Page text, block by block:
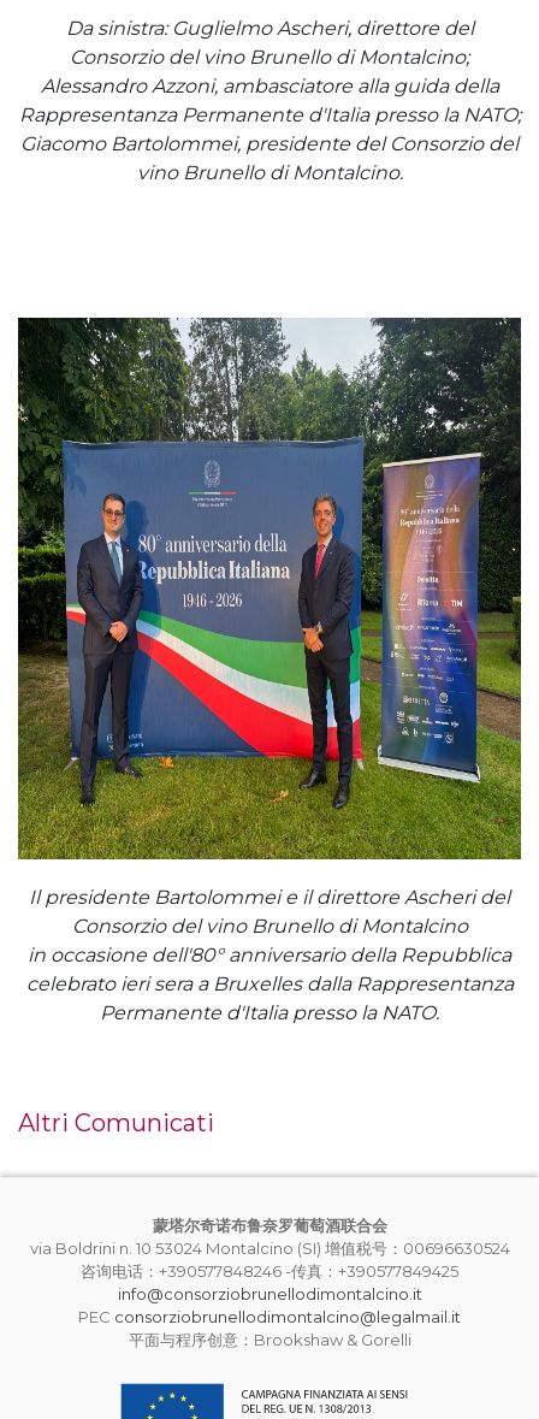
Da sinistra: Guglielmo Ascheri, direttore del
Consorzio del vino Brunello di Montalcino;
Alessandro Azzoni, ambasciatore alla guida della
Rappresentanza Permanente d'Italia presso la NATO;
Giacomo Bartolommei, presidente del Consorzio del
vino Brunello di Montalcino.
Il presidente Bartolommei e il direttore Ascheri del
Consorzio del vino Brunello di Montalcino
in occasione dell'80° anniversario della Repubblica
celebrato ieri sera a Bruxelles dalla Rappresentanza
Permanente d'Italia presso la NATO.
Altri Comunicati
蒙塔尔奇诺布鲁奈罗葡萄酒联合会
via Boldrini n. 10 53024 Montalcino (SI) 增值税号：00696630524
咨询电话：+390577848246 -传真：+390577849425
info@consorziobrunellodimontalcino.it
PEC consorziobrunellodimontalcino@legalmail.it
平面与程序创意：Brookshaw & Gorelli